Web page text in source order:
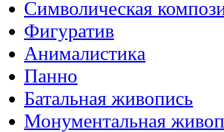
Символическая
Фигуратив
Анималистикa
Панно
Батальная живопись
Монументальная